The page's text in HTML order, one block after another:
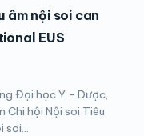
âm nội soi can
EUS
Đại học Y - Dược,
hội Nội soi Tiêu
soi...